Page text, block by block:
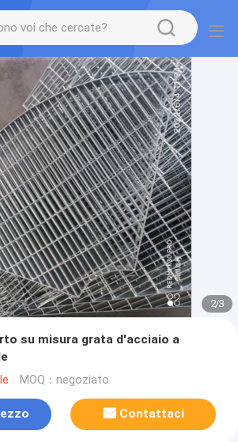
2/3
su misura grata d'acciaio a
MOQ：negoziato
Contattaci